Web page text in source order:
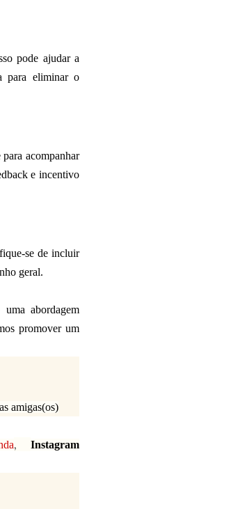
pode ajudar a
para eliminar o
acompanhar
e incentivo
se de incluir
geral.
uma abordagem
promover um
amigas(os)
, Instagram